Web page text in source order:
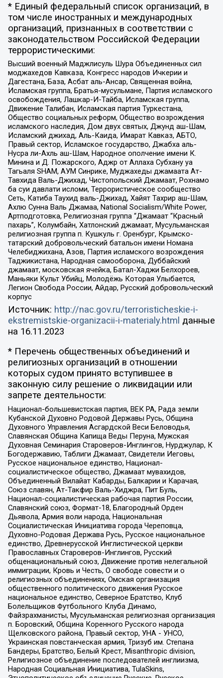
* Единый федеральный список организаций, в
том числе иностранных и международных
организаций, признанных в соответствии с
законодательством Российской Федерации
террористическими:
Высший военный Маджлисуль Шура Объединенных сил
моджахедов Кавказа, Конгресс народов Ичкерии и
Дагестана, База, Асбат аль-Ансар, Священная война,
Исламская группа, Братья-мусульмане, Партия исламского
освобождения, Лашкар-И-Тайба, Исламская группа,
Движение Талибан, Исламская партия Туркестана,
Общество социальных реформ, Общество возрождения
исламского наследия, Дом двух святых, Джунд аш-Шам,
Исламский джихад, Аль-Каида, Имарат Кавказ, АБТО,
Правый сектор, Исламское государство, Джабха аль-
Нусра ли-Ахль аш-Шам, Народное ополчение имени К.
Минина и Д. Пожарского, Аджр от Аллаха Субхану уа
Тагьаля SHAM, АУМ Синрике, Муджахеды джамаата Ат-
Тавхида Валь-Джихад, Чистопольский Джамаат, Рохнамо
ба суи давлати исломи, Террористическое сообщество
Сеть, Катиба Таухид валь-Джихад, Хайят Тахрир аш-Шам,
Ахлю Сунна Валь Джамаа, National Socialism/White Power,
Артподготовка, Религиозная группа “Джамаат “Красный
пахарь”, Колумбайн, Хатлонский джамаат, Мусульманская
религиозная группа п. Кушкуль г. Оренбург, Крымско-
татарский добровольческий батальон имени Номана
Челебиджихана, Азов, Партия исламского возрождения
Таджикистана, Народная самооборона, Дуббайский
джамаат, московская ячейка, Батал-Хаджи Белхороев,
Маньяки Культ Убийц, Молодёжь Которая Улыбается,
Легион Свобода России, Айдар, Русский добровольческий
корпус
Источник: http://nac.gov.ru/terroristicheskie-i-
ekstremistskie-organizacii-i-materialy.html данные
на 16.11.2023
* Перечень общественных объединений и
религиозных организаций в отношении
которых судом принято вступившее в
законную силу решение о ликвидации или
запрете деятельности:
Национал-большевистская партия, ВЕК РА, Рада земли
Кубанской Духовно Родовой Державы Русь, Община
Духовного Управления Асгардской Веси Беловодья,
Славянская Община Капища Веды Перуна, Мужская
Духовная Семинария Староверов-Инглингов, Нурджулар, К
Богодержавию, Таблиги Джамаат, Свидетели Иеговы,
Русское национальное единство, Национал-
социалистическое общество, Джамаат мувахидов,
Объединенный Вилайат Кабарды, Балкарии и Карачая,
Союз славян, Ат-Такфир Валь-Хиджра, Пит Буль,
Национал-социалистическая рабочая партия России,
Славянский союз, Формат-18, Благородный Орден
Дьявола, Армия воли народа, Национальная
Социалистическая Инициатива города Череповца,
Духовно-Родовая Держава Русь, Русское национальное
единство, Древнерусской Инглистической церкви
Православных Староверов-Инглингов, Русский
общенациональный союз, Движение против нелегальной
иммиграции, Кровь и Честь, О свободе совести и о
религиозных объединениях, Омская организация
общественного политического движения Русское
национальное единство, Северное Братство, Клуб
Болельщиков Футбольного Клуба Динамо,
Файзрахманисты, Мусульманская религиозная организация
п. Боровский, Община Коренного Русского народа
Щелковского района, Правый сектор, УНА - УНСО,
Украинская повстанческая армия, Тризуб им. Степана
Бандеры, Братство, Белый Крест, Misanthropic division,
Религиозное объединение последователей инглиизма,
Народная Социальная Инициатива, TulaSkins,